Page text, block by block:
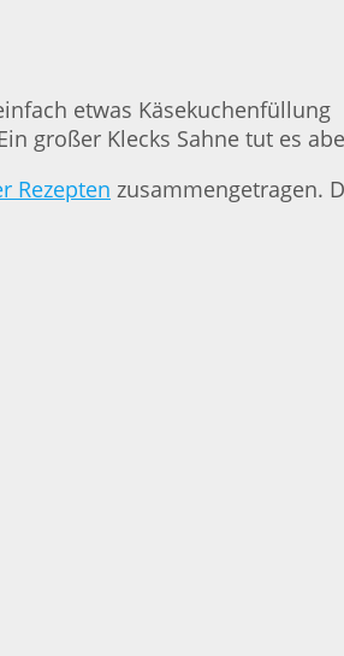
etwas Käsekuchenfüllung
großer Klecks Sahne tut es
Rezepten zusammengetragen.